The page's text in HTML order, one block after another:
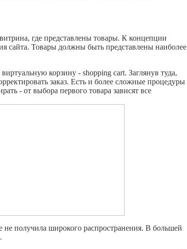
где представлены товары. К концепции
сайта. Товары должны быть представлены наиболее
корзину - shopping cart. Заглянув туда,
заказ. Есть и более сложные процедуры
- от выбора первого товара зависят все
не получила широкого распространения. В большей